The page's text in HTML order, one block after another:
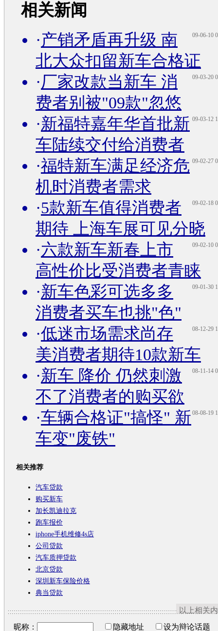
相关新闻
09-06-10
·产销矛盾再升级 南
北大众扣留新车合格证
09-03-20
·厂家改款当新车 消
费者别被"09款"忽悠
09-03-12
·新福特嘉年华首批新
车陆续交付给消费者
09-02-27
·福特新车满足经济危
机时消费者需求
09-02-18
·5款新车值得消费者
期待 上海车展可见分晓
09-02-10
·六款新车新春上市
高性价比受消费者青睐
09-01-30
·新车色彩可选多多
消费者买车也挑"色"
08-12-29
·低迷市场需求尚存
美消费者期待10款新车
08-11-14
·新车 降价 仍然刺激
不了消费者的购买欲
08-08-19
·车辆合格证"搞怪" 新
车变"废铁"
相关推荐
汽车贷款
购买新车
加长凯迪拉克
跑车报价
iphone手机维修4s店
公司贷款
汽车质押贷款
北京贷款
深圳新车保险价格
典当贷款
以上相关
昵称：
隐藏地址 设为辩论话题